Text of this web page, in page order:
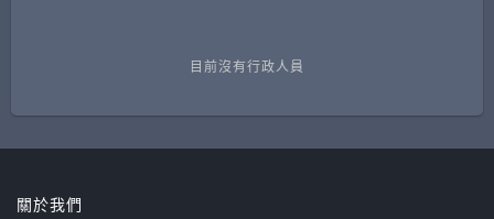
目前沒有行政人員
關於我們